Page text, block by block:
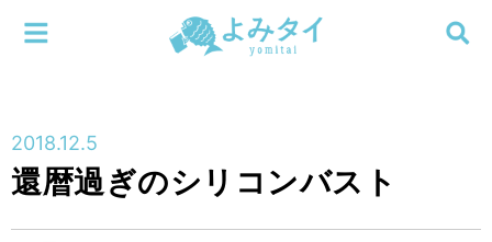
検索する
メニューを閉じる
2018.12.5
還暦過ぎのシリコンバスト